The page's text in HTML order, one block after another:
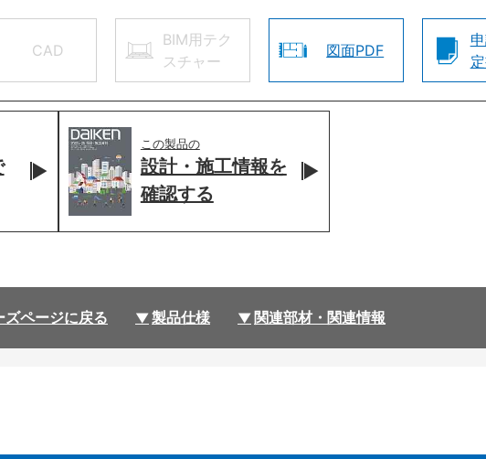
CAD
BIM用テク
スチャー
図面PDF
この製品の
設計・施工情報を
確認する
ズページに戻る 製品仕様 関連部材・関連情報